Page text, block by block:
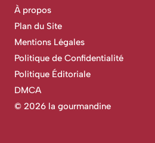
© 2026 la gourmandine
À propos
Plan du Site
Mentions Légales
Politique de Confidentialité
Politique Éditoriale
DMCA